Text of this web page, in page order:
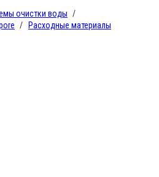
очистки воды
Расходные материалы